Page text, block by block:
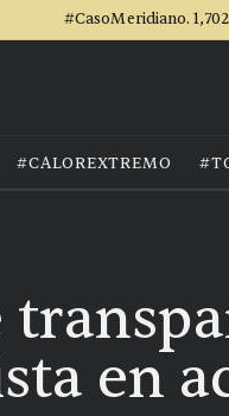
#CasoMeridiano.
#CALOREXTREMO
en